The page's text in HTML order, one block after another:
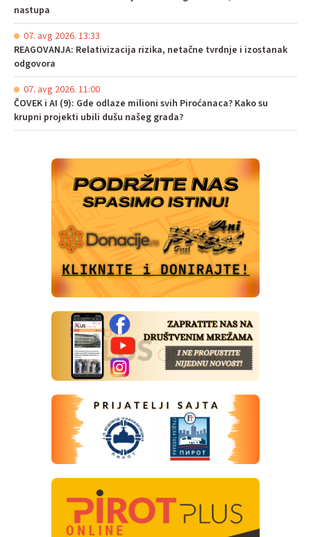
nastupa
07. avg 2026. 13:33
REAGOVANJA: Relativizacija rizika, netačne tvrdnje i izostanak
odgovora
07. avg 2026. 11:00
ČOVEK i AI (9): Gde odlaze milioni svih Piroćanaca? Kako su
krupni projekti ubili dušu našeg grada?